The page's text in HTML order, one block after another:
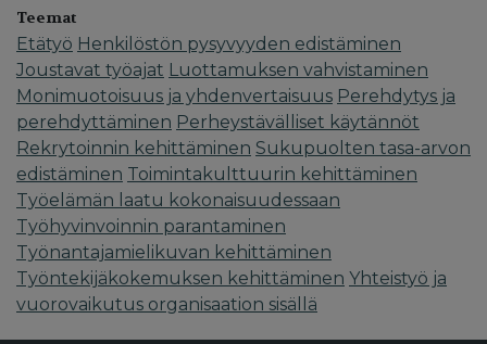
Teemat
Etätyö Henkilöstön pysyvyyden edistäminen
Joustavat työajat Luottamuksen vahvistaminen
Monimuotoisuus ja yhdenvertaisuus Perehdytys ja
perehdyttäminen Perheystävälliset käytännöt
Rekrytoinnin kehittäminen Sukupuolten tasa-arvon
edistäminen Toimintakulttuurin kehittäminen
Työelämän laatu kokonaisuudessaan
Työhyvinvoinnin parantaminen
Työnantajamielikuvan kehittäminen
Työntekijäkokemuksen kehittäminen Yhteistyö ja
vuorovaikutus organisaation sisällä